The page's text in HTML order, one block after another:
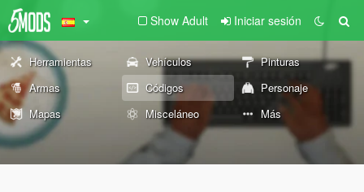
Show Adult Iniciar sesión
Herramientas Vehículos
Pinturas
Armas
Códigos
Personaje
Mapas
Misceláneo Más